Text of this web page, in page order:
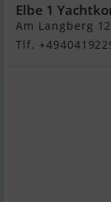
Elbe 1
Am Langberg
Tlf.